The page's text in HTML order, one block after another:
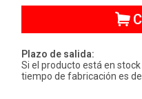
Plazo de salida:
Si el producto está en
tiempo de fabricación es